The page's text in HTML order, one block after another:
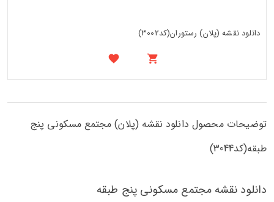
دانلود نقشه (پلان) رستوران(کد3002)
توضیحات محصول دانلود نقشه (پلان) مجتمع مسکونی پنج
طبقه(کد3044)
دانلود نقشه مجتمع مسکونی پنج طبقه